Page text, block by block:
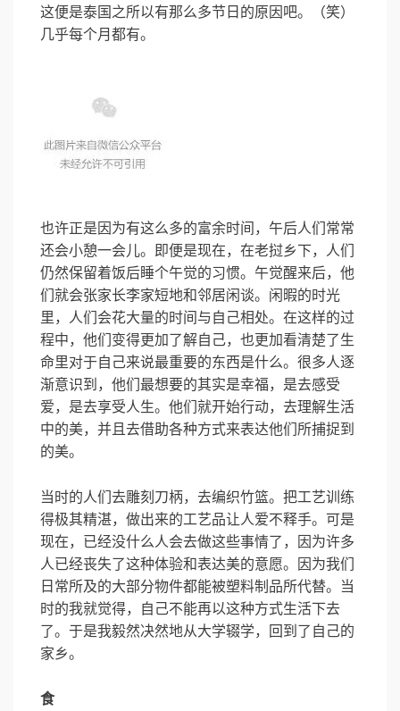
这便是泰国之所以有那么多节日的原因吧。（笑）
几乎每个月都有。
也许正是因为有这么多的富余时间，午后人们常常
还会小憩一会儿。即便是现在，在老挝乡下，人们
仍然保留着饭后睡个午觉的习惯。午觉醒来后，他
们就会张家长李家短地和邻居闲谈。闲暇的时光
里，人们会花大量的时间与自己相处。在这样的过
程中，他们变得更加了解自己，也更加看清楚了生
命里对于自己来说最重要的东西是什么。很多人逐
渐意识到，他们最想要的其实是幸福，是去感受
爱，是去享受人生。他们就开始行动，去理解生活
中的美，并且去借助各种方式来表达他们所捕捉到
的美。
当时的人们去雕刻刀柄，去编织竹篮。把工艺训练
得极其精湛，做出来的工艺品让人爱不释手。可是
现在，已经没什么人会去做这些事情了，因为许多
人已经丧失了这种体验和表达美的意愿。因为我们
日常所及的大部分物件都能被塑料制品所代替。当
时的我就觉得，自己不能再以这种方式生活下去
了。于是我毅然决然地从大学辍学，回到了自己的
家乡。
食